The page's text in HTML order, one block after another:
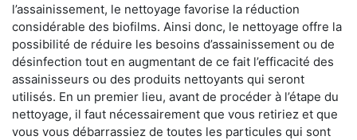
l’assainissement, le nettoyage favorise la réduction
considérable des biofilms. Ainsi donc, le nettoyage offre la
possibilité de réduire les besoins d’assainissement ou de
désinfection tout en augmentant de ce fait l’efficacité des
assainisseurs ou des produits nettoyants qui seront
utilisés. En un premier lieu, avant de procéder à l’étape du
nettoyage, il faut nécessairement que vous retiriez et que
vous vous débarrassiez de toutes les particules qui sont